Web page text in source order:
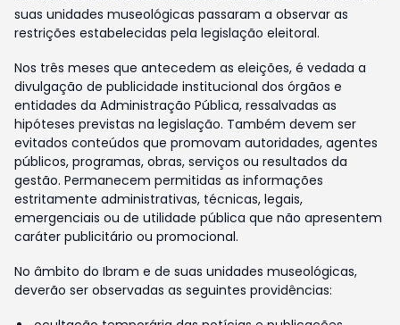
suas unidades museológicas passaram a observar as
restrições estabelecidas pela legislação eleitoral.
Nos três meses que antecedem as eleições, é vedada a
divulgação de publicidade institucional dos órgãos e
entidades da Administração Pública, ressalvadas as
hipóteses previstas na legislação. Também devem ser
evitados conteúdos que promovam autoridades, agentes
públicos, programas, obras, serviços ou resultados da
gestão. Permanecem permitidas as informações
estritamente administrativas, técnicas, legais,
emergenciais ou de utilidade pública que não apresentem
caráter publicitário ou promocional.
No âmbito do Ibram e de suas unidades museológicas,
deverão ser observadas as seguintes providências: